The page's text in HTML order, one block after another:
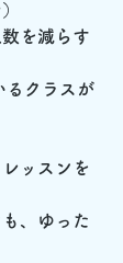
を減らす
クラスが
ッスンを
、ゆった